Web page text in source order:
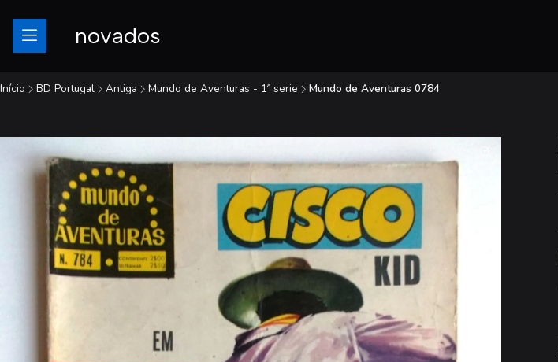
novados
Início BD Portugal Antiga Mundo de Aventuras - 1ª serie Mundo de Aventuras 0784